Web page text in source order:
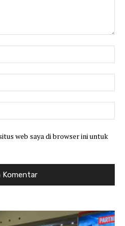
web saya di browser ini untuk